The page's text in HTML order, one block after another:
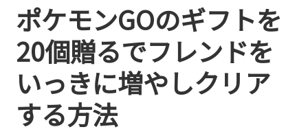
ポケモンGOのギフトを
20個贈るでフレンドを
いっきに増やしクリア
する方法